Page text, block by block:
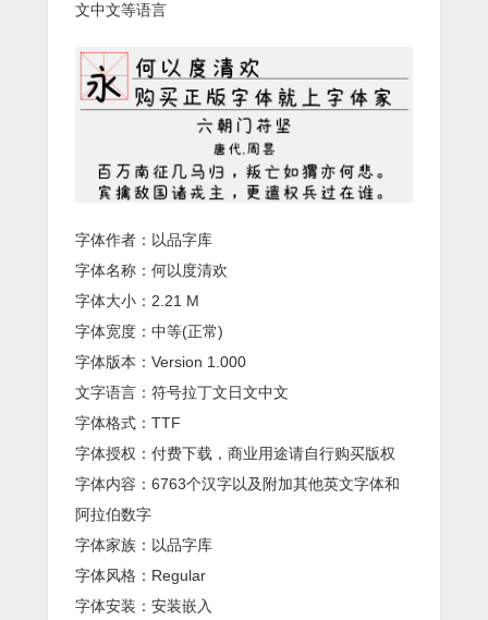
文中文等语言
字体作者：以品字库
字体名称：何以度清欢
字体大小：2.21 M
字体宽度：中等(正常)
字体版本：Version 1.000
文字语言：符号拉丁文日文中文
字体格式：TTF
字体授权：付费下载，商业用途请自行购买版权
字体内容：6763个汉字以及附加其他英文字体和
阿拉伯数字
字体家族：以品字库
字体风格：Regular
字体安装：安装嵌入